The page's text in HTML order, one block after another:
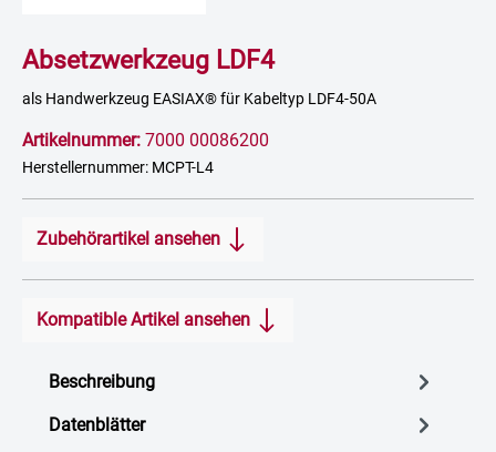
Absetzwerkzeug LDF4
als Handwerkzeug EASIAX® für Kabeltyp LDF4-50A
Artikelnummer: 7000 00086200
Herstellernummer: MCPT-L4
Zubehörartikel ansehen
Kompatible Artikel ansehen
Beschreibung
Datenblätter